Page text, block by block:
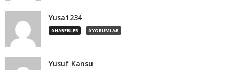
Yusa1234
0 HABERLER 0 YORUMLAR
Yusuf Kansu